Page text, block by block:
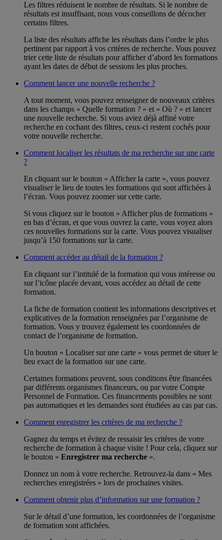
Les filtres réduisent le nombre de résultats. Si le nombre de
résultats est insuffisant, nous vous conseillons de décocher
certains filtres.
La liste des résultats affiche les résultats dans l’ordre le plus
pertinent par rapport à vos critères de recherche. Vous pouvez
trier cette liste de résultats pour afficher d’abord les formations
ayant les dates de début de sessions les plus proches.
Comment lancer une nouvelle recherche ?
A tout moment, vous pouvez renseigner de nouveaux critères
dans les champs « Quelle formation ? » et « Où ? » et lancer
une nouvelle recherche. Si vous aviez déjà affiné votre
recherche en cochant des filtres, ceux-ci restent cochés pour
votre nouvelle recherche.
Comment localiser les résultats de ma recherche sur une carte
?
En cliquant sur le bouton « Afficher la carte », vous pouvez
visualiser le lieu de toutes les formations qui sont affichées à
l’écran. Vous pouvez zoomer sur cette carte.
Si vous cliquez sur le bouton « Afficher plus de formations »
en bas d’écran, et que vous ouvrez la carte, vous voyez alors
ces nouvelles formations sur la carte. Vous pouvez visualiser
jusqu’à 150 formations sur la carte.
Comment accéder au détail de la formation ?
En cliquant sur l’intitulé de la formation qui vous intéresse ou
sur l’icône placée devant, vous accédez au détail de cette
formation.
La fiche de formation contient les informations descriptives et
explicatives de la formation renseignées par l’organisme de
formation. Vous y trouvez également les coordonnées de
contact de l’organisme de formation.
Un bouton « Localiser sur une carte » vous permet de situer le
lieu exact de la formation sur une carte.
Certaines formations peuvent, sous conditions être financées
par différents organismes financeurs, ou par votre Compte
Personnel de Formation. Ces financements possibles ne sont
pas automatiques et les demandes sont étudiées au cas par cas.
Comment enregistrer les critères de ma recherche ?
Gagnez du temps et évitez de ressaisir les critères de votre
recherche de formation à chaque visite ! Pour cela, cliquez sur
le bouton « Enregistrer ma recherche ».
Donnez un nom à votre recherche. Retrouvez-la dans « Mes
recherches enregistrées » lors de prochaines visites.
Comment obtenir plus d’information sur une formation ?
Sur le détail d’une formation, les coordonnées de l’organisme
de formation sont affichées.